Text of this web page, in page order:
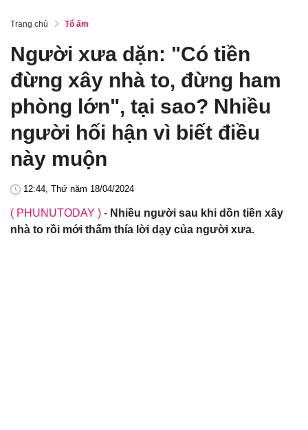
Trang chủ Tổ ấm
Người xưa dặn: "Có tiền
đừng xây nhà to, đừng ham
phòng lớn", tại sao? Nhiều
người hối hận vì biết điều
này muộn
12:44, Thứ năm 18/04/2024
( PHUNUTODAY ) - Nhiều người sau khi dồn tiền xây
nhà to rồi mới thấm thía lời dạy của người xưa.